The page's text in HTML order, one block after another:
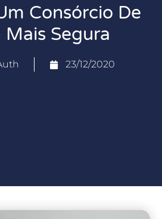
Consórcio De
Mais Segura
23/12/2020